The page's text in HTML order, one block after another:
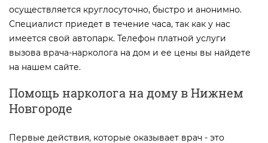
осуществляется круглосуточно, быстро и анонимно.
Специалист приедет в течение часа, так как у нас
имеется свой автопарк. Телефон платной услуги
вызова врача-нарколога на дом и ее цены вы найдете
на нашем сайте.
Помощь нарколога на дому в Нижнем
Новгороде
Первые действия, которые оказывает врач - это